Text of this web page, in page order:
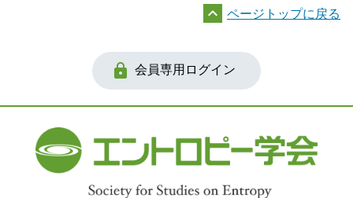
 ページトップに戻る
 会員専用ログイン